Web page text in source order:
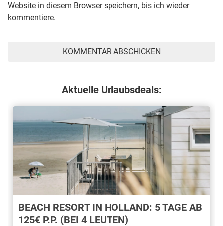
Website in diesem Browser speichern, bis ich wieder
kommentiere.
Aktuelle Urlaubsdeals:
BEACH RESORT IN HOLLAND: 5 TAGE AB
125€ P.P. (BEI 4 LEUTEN)